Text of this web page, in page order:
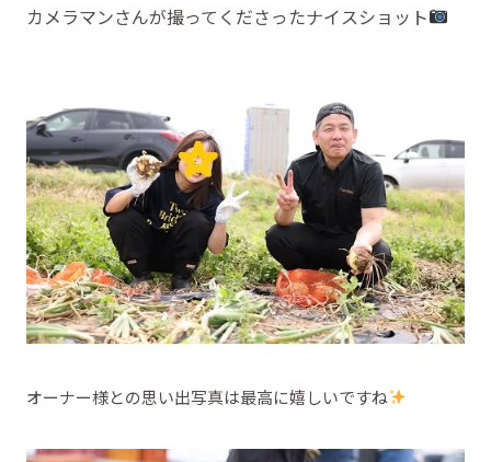
カメラマンさんが撮ってくださったナイスショット
オーナー様との思い出写真は最高に嬉しいですね